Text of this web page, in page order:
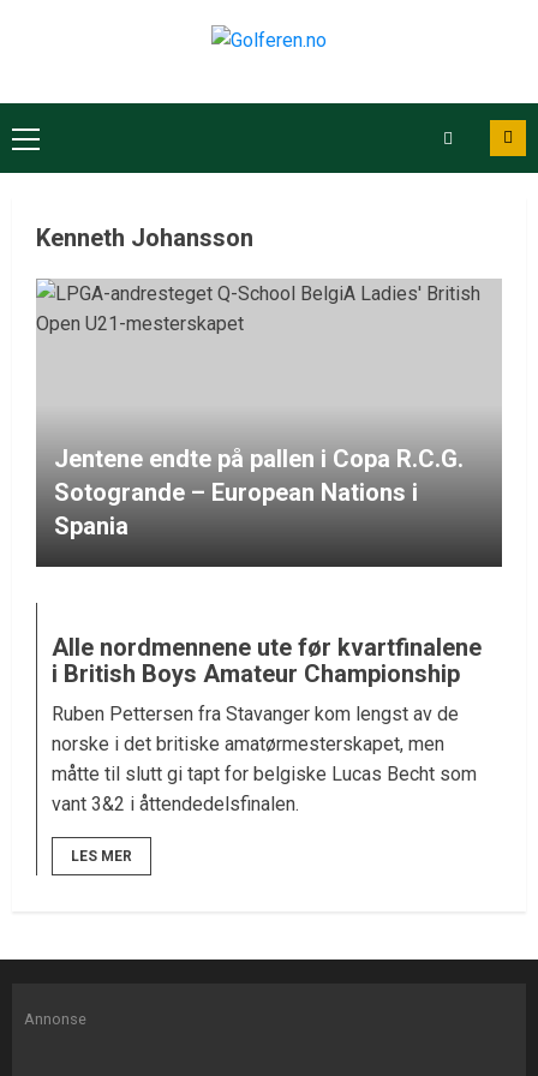
Kenneth Johansson
Jentene endte på pallen i Copa R.C.G.
Sotogrande – European Nations i
Spania
Alle nordmennene ute før kvartfinalene
i British Boys Amateur Championship
Ruben Pettersen fra Stavanger kom lengst av de
norske i det britiske amatørmesterskapet, men
måtte til slutt gi tapt for belgiske Lucas Becht som
vant 3&2 i åttendedelsfinalen.
LES MER
Annonse